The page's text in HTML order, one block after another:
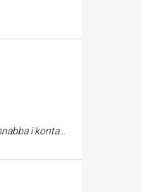
Ett sant nöje! / Helena och Anders